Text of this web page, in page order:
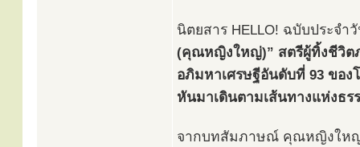
นิตยสาร HELLO! ฉบับประจ
(คุณหญิงใหญ่)” สตรีผู้ทิ้งชีวิตภ
อภิมหาเศรษฐีอันดับที่ 93 ขอ
หันมาเดินตามเส้นทางแห่งธ
จากบทสัมภาษณ์ คุณหญิงใหญ่ไ